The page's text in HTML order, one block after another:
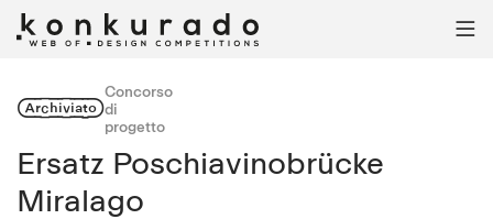

Archiviato
Concorso
di
progetto
Ersatz Poschiavinobrücke
Miralago